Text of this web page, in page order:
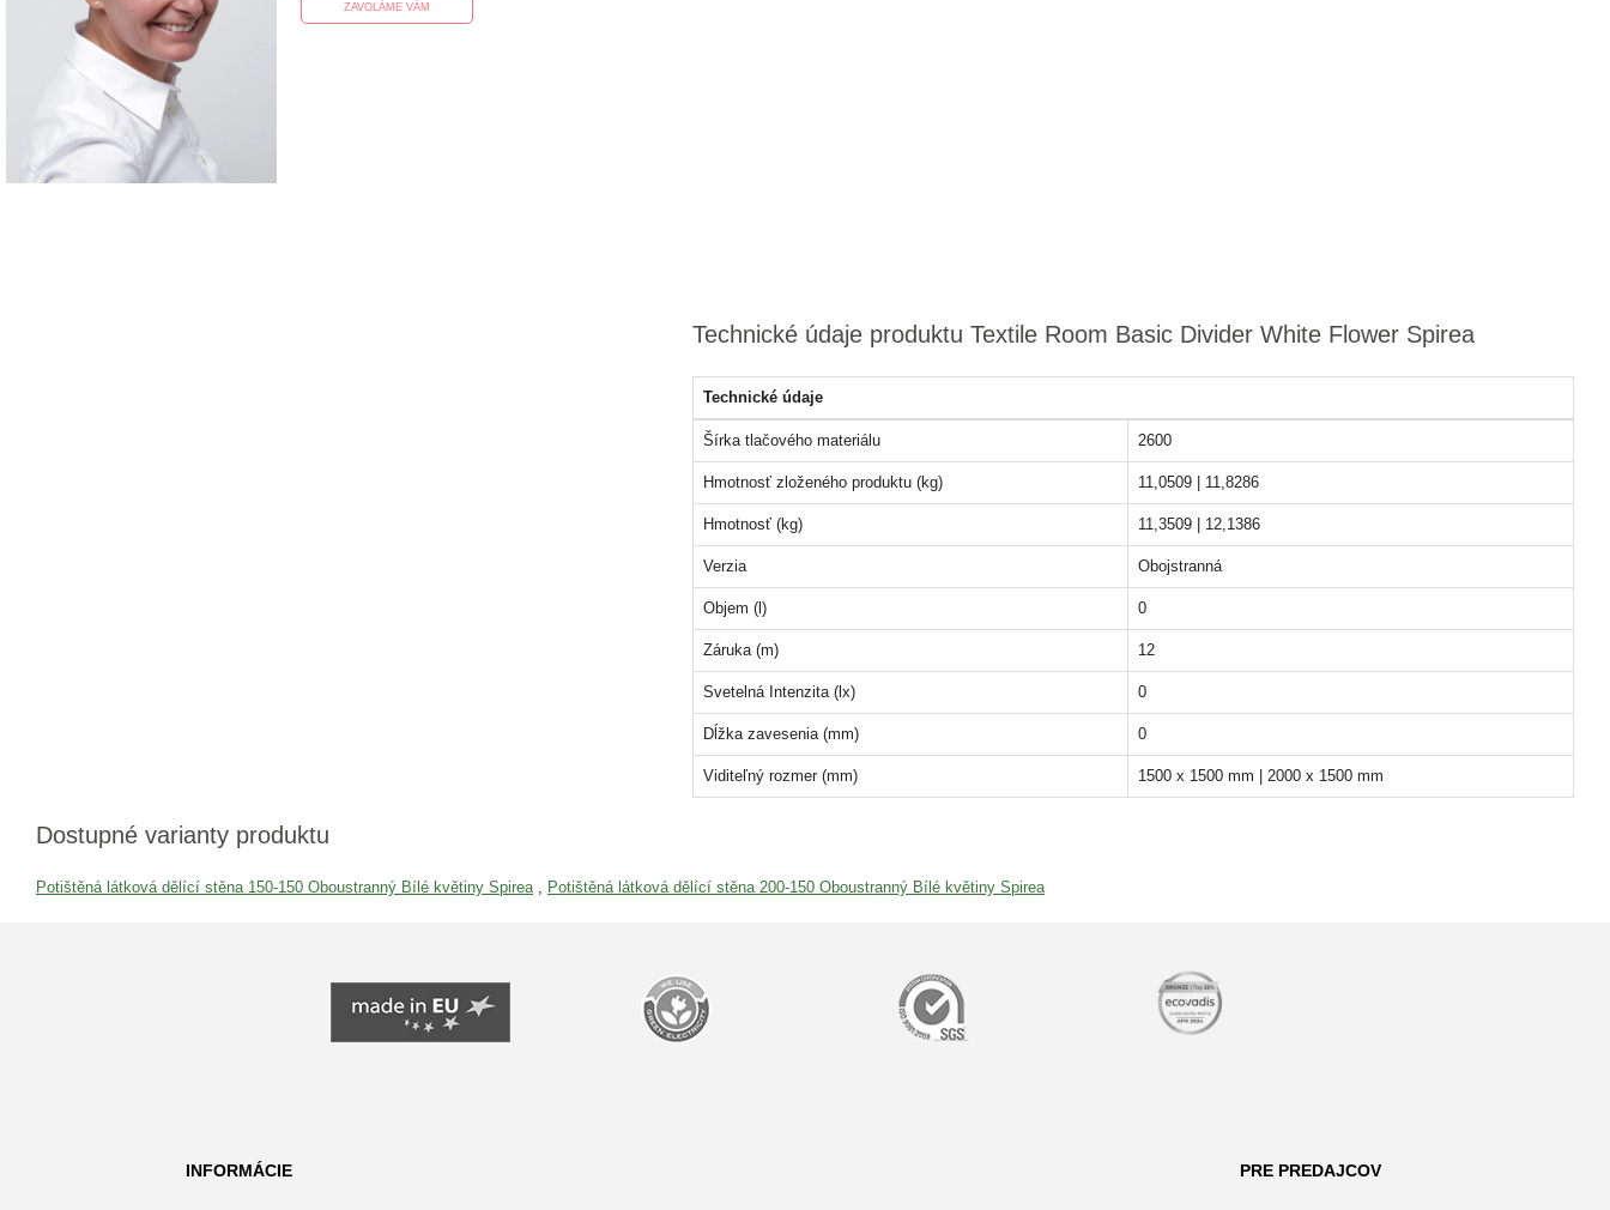
ZAVOLÁME VÁM
Technické údaje produktu Textile Room Basic Divider White Flower Spirea
Technické údaje
Šírka tlačového materiálu 2600
Hmotnosť zloženého produktu (kg) 11,0509 | 11,8286
Hmotnosť (kg) 11,3509 | 12,1386
Verzia Obojstranná
Objem (l) 0
Záruka (m) 12
Svetelná Intenzita (lx) 0
Dĺžka zavesenia (mm) 0
Viditeľný rozmer (mm) 1500 x 1500 mm | 2000 x 1500 mm
Dostupné varianty produktu
Potištěná látková dělící stěna 150-150 Oboustranný Bílé květiny Spirea , Potištěná látková dělící stěna 200-150 Oboustranný Bílé květiny Spirea
INFORMÁCIE PRE PREDAJCOV